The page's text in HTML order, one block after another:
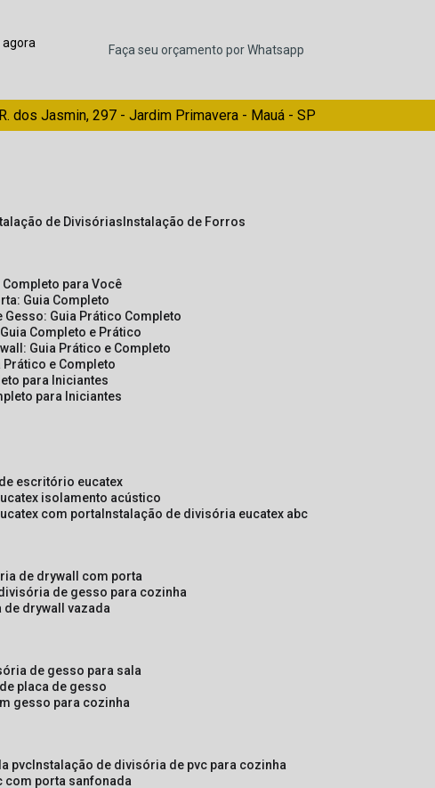
agora
Faça seu orçamento por Whatsapp
dos Jasmin, 297 - Jardim Primavera - Mauá - SP
de Divisórias Instalação de Forros
Completo para Você
Guia Completo
Gesso: Guia Prático Completo
Completo e Prático
Guia Prático e Completo
Prático e Completo
para Iniciantes
para Iniciantes
escritório eucatex
isolamento acústico
com porta instalação de divisória eucatex abc
de drywall com porta
de gesso para cozinha
drywall vazada
de gesso para sala
placa de gesso
gesso para cozinha
pvc instalação de divisória de pvc para cozinha
com porta sanfonada